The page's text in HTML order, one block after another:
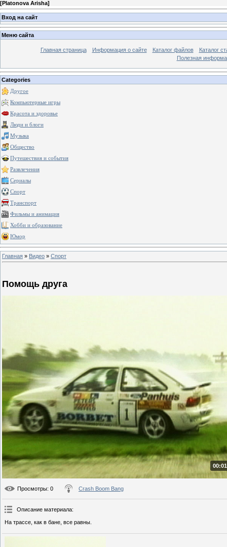
[Platonova Arisha]
Вход на сайт
Меню сайта
Главная страница Информация о сайте Каталог файлов
Каталог
Полезная
Categories
Другое
Компьютерные игры
Красота и здоровье
Люди и блоги
Музыка
Общество
Путешествия и события
Развлечения
Сериалы
Спорт
Транспорт
Фильмы и анимация
Хобби и образование
Юмор
Главная » Видео » Спорт
Помощь друга
Просмотры: 0 Crash Boom Bang
Описание материала:
На трассе, как в бане, все равны.